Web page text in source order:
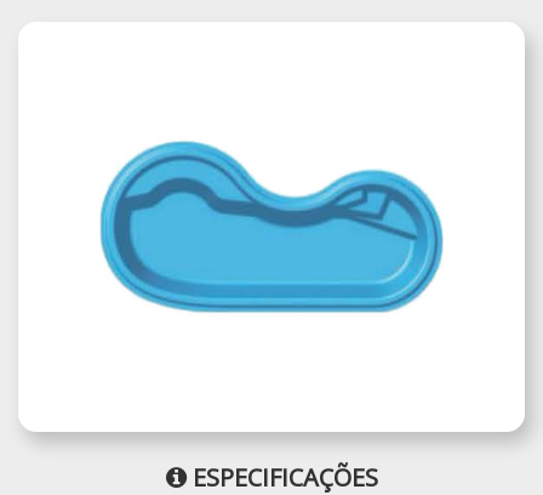
ESPECIFICAÇÕES